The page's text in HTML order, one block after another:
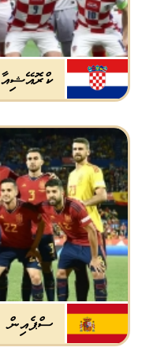
ކްރޮއޭޝިއާ
ސްޕެއިން